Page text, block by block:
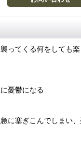
ってくる何をしても
憂鬱になる
に塞ぎこんでしまい